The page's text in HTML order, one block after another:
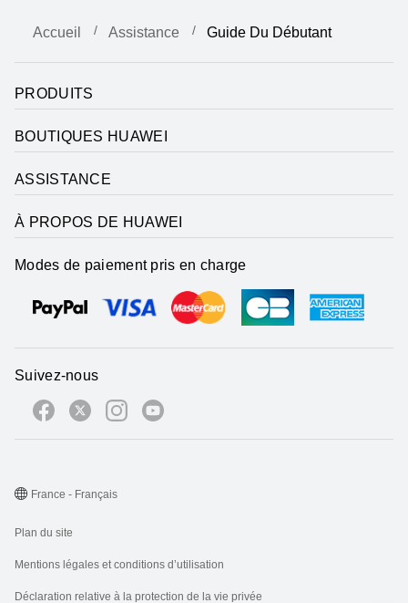
Accueil Assistance Guide Du Débutant
PRODUITS
BOUTIQUES HUAWEI
ASSISTANCE
À PROPOS DE HUAWEI
Modes de paiement pris en charge
Suivez-nous
Plan du site
Mentions légales et conditions d’utilisation
Déclaration relative à la protection de la vie privée
France - Français